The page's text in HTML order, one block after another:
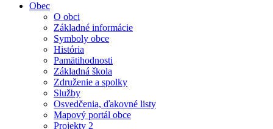
Obec
O obci
Základné informácie
Symboly obce
História
Pamätihodnosti
Základná škola
Združenie a spolky
Služby
Osvedčenia, ďakovné listy
Mapový portál obce
Projekty 2